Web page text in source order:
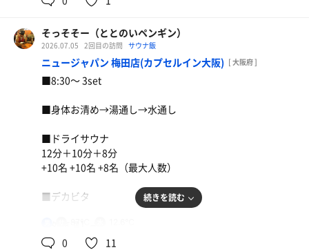
台湾ラーメン イタリアン
麦茶
【整い度】☆☆☆⭐︎（3.5/5.0）
【一言】
朝ウナ3set。
そっそそー（ととのいペンギン）
2026.07.05 2回目の訪問 サウナ飯
ニュージャパン 梅田店(カプセルイン大阪) [ 大阪府 ]
■8:30〜 3set
■身体お清め→湯通し→水通し
■ドライサウナ
12分＋10分＋8分
+10名 +10名 +8名（最大人数）
■デカビタ 続きを読む
0 11